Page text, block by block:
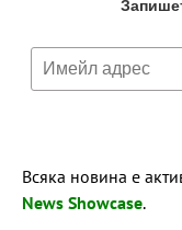
Всяка новина е
News Showcase.